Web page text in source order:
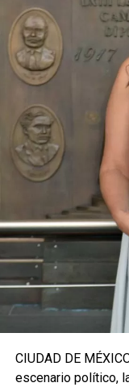
turística y la
coyuntura actual
para asegurar la
región sureste del
Con esta
decisiva en su
estrategia de
Roo busca
izquierda de cara
institucional se
establecidos,
representación
Fuente: 5to Poder
CIUDAD DE
escenario político,